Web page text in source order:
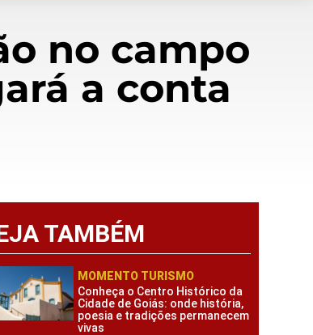
no campo
a conta
TAMBÉM
MOMENTO TURISMO
Conheça o Centro Histórico da
Cidade de Goiás: onde história,
poesia e tradições permanecem
vivas